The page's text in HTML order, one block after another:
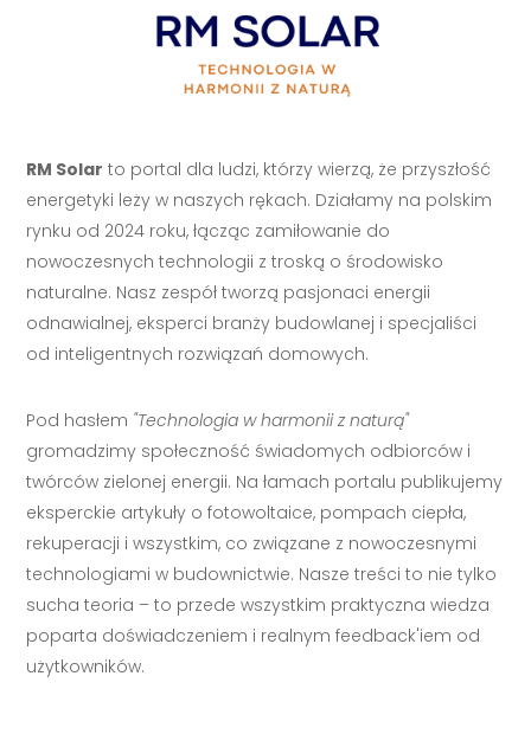
RM Solar to portal dla ludzi, którzy wierzą, że przyszłość
energetyki leży w naszych rękach. Działamy na polskim
rynku od 2024 roku, łącząc zamiłowanie do
nowoczesnych technologii z troską o środowisko
naturalne. Nasz zespół tworzą pasjonaci energii
odnawialnej, eksperci branży budowlanej i specjaliści
od inteligentnych rozwiązań domowych.
Pod hasłem "Technologia w harmonii z naturą"
gromadzimy społeczność świadomych odbiorców i
twórców zielonej energii. Na łamach portalu publikujemy
eksperckie artykuły o fotowoltaice, pompach ciepła,
rekuperacji i wszystkim, co związane z nowoczesnymi
technologiami w budownictwie. Nasze treści to nie tylko
sucha teoria – to przede wszystkim praktyczna wiedza
poparta doświadczeniem i realnym feedback'iem od
użytkowników.